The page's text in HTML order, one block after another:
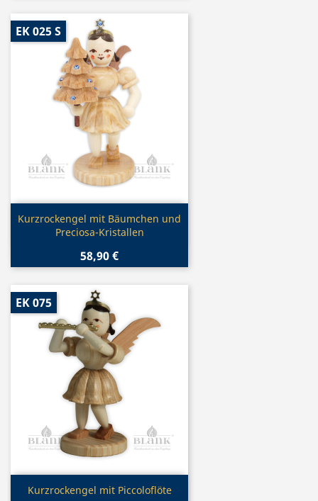
Vorschau
Kurzrockengel mit Bäumchen und
Preciosa-Kristallen
58,90 €
EK 025 S
Vorschau
Kurzrockengel mit Piccoloflöte
EK 075